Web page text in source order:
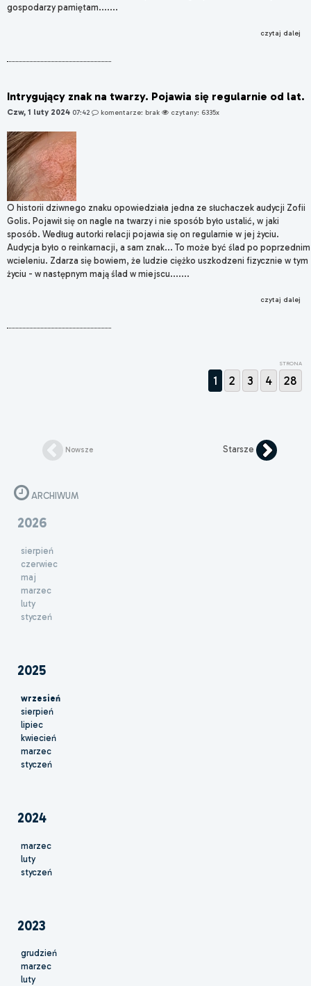
gospodarzy pamiętam.......
czytaj dalej
Intrygujący znak na twarzy. Pojawia się regularnie od lat.
Czw, 1 luty 2024 07:42 komentarze: brak czytany: 6335x
O historii dziwnego znaku opowiedziała jedna ze słuchaczek audycji Zofii
Golis. Pojawił się on nagle na twarzy i nie sposób było ustalić, w jaki
sposób. Według autorki relacji pojawia się on regularnie w jej życiu.
Audycja było o reinkarnacji, a sam znak... To może być ślad po poprzednim
wcieleniu. Zdarza się bowiem, że ludzie ciężko uszkodzeni fizycznie w tym
życiu - w następnym mają ślad w miejscu.......
czytaj dalej
STRONA
1 2 3 4 28
Nowsze Starsze
ARCHIWUM
2026
sierpień
czerwiec
maj
marzec
luty
styczeń
2025
wrzesień
sierpień
lipiec
kwiecień
marzec
styczeń
2024
marzec
luty
styczeń
2023
grudzień
marzec
luty